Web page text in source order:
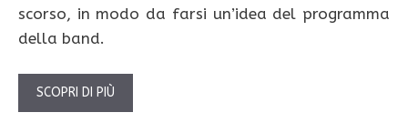
scorso, in modo da farsi un’idea del programma
della band.
SCOPRI DI PIÙ